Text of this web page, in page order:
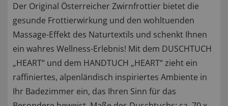
Der Original Österreicher Zwirnfrottier bietet die
gesunde Frottierwirkung und den wohltuenden
Massage-Effekt des Naturtextils und schenkt Ihnen
ein wahres Wellness-Erlebnis! Mit dem DUSCHTUCH
„HEART“ und dem HANDTUCH „HEART“ zieht ein
raffiniertes, alpenländisch inspiriertes Ambiente in
Ihr Badezimmer ein, das Ihren Sinn für das